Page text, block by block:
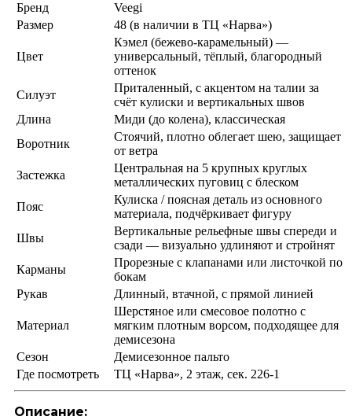
Бренд
Veegi
Размер
48 (в наличии в ТЦ «Нарва»)
Цвет
Кэмел (бежево-карамельный) —
универсальный, тёплый, благородный
оттенок
Силуэт
Приталенный, с акцентом на талии за
счёт кулиски и вертикальных швов
Длина
Миди (до колена), классическая
Воротник
Стоячий, плотно облегает шею, защищает
от ветра
Застежка
Центральная на 5 крупных круглых
металлических пуговиц с блеском
Пояс
Кулиска / поясная деталь из основного
материала, подчёркивает фигуру
Швы
Вертикальные рельефные швы спереди и
сзади — визуально удлиняют и стройнят
Карманы
Прорезные с клапанами или листочкой по
бокам
Рукав
Длинный, втачной, с прямой линией
Материал
Шерстяное или смесовое полотно с
мягким плотным ворсом, подходящее для
демисезона
Сезон
Демисезонное пальто
Где посмотреть
ТЦ «Нарва», 2 этаж, сек. 226-1
Описание: